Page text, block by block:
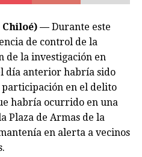
Chiloé) — Durante este
de control de la
de la investigación en
día anterior habría sido
en el delito
habría ocurrido en una
Plaza de Armas de la
en alerta a vecinos